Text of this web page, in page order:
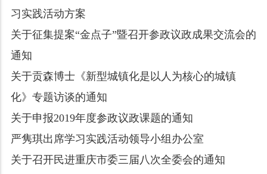
习实践活动方案
关于征集提案“金点子”暨召开参政议政成果交流会的
通知
关于贡森博士《新型城镇化是以人为核心的城镇
化》专题访谈的通知
关于申报2019年度参政议政课题的通知
严隽琪出席学习实践活动领导小组办公室
关于召开民进重庆市委三届八次全委会的通知